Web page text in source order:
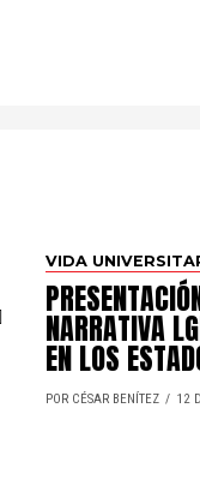
VIDA
NARRATIVA
EN LOS
POR CÉSAR BENÍTEZ 12